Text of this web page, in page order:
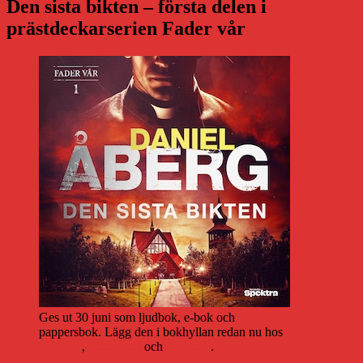
Den sista bikten – första delen i
prästdeckarserien Fader vår
Ges ut 30 juni som ljudbok, e-bok och
pappersbok. Lägg den i bokhyllan redan nu hos
, och .